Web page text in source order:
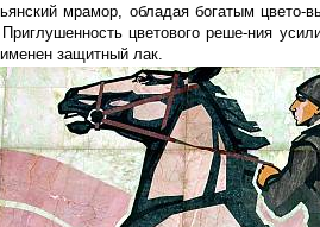
мрамор, обладая богатым
Приглушенность цветового реше-ния
защитный лак.